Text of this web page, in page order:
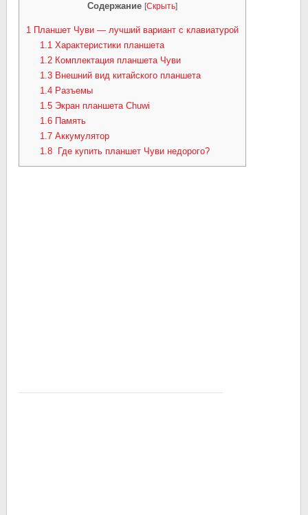
Содержание [Скрыть]
1 Планшет Чуви — лучший вариант с клавиатурой
1.1Характеристики планшета
1.2Комплектация планшета Чуви
1.3Внешний вид китайского планшета
1.4Разъемы
1.5Экран планшета Chuwi
1.6Память
1.7Аккумулятор
1.8Где купить планшет Чуви недорого?